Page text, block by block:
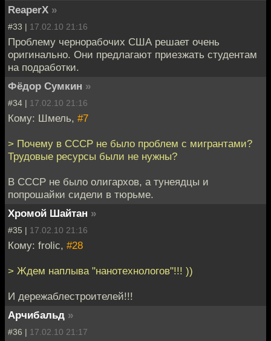
ReaperX »
#33 | 17.02.10 21:16
Проблему чернорабочих США решает очень
оригинально. Они предлагают приезжать студентам
на подработки.
Фёдор Сумкин »
#34 | 17.02.10 21:16
Кому: Шмель, #7
> Почему в СССР не было проблем с мигрантами?
Трудовые ресурсы были не нужны?
В СССР не было олигархов, а тунеядцы и
попрошайки сидели в тюрьме.
Хромой Шайтан »
#35 | 17.02.10 21:16
Кому: frolic, #28
> Ждем наплыва "нанотехнологов"!!! ))
И дережаблестроителей!!!
Арчибальд »
#36 | 17.02.10 21:17